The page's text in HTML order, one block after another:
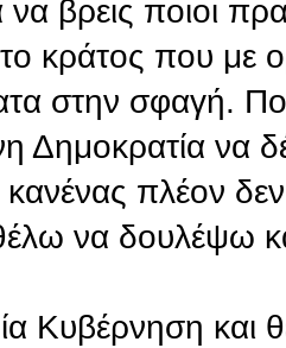
βρεις ποιοι
κράτος που με
στην σφαγή.
Δημοκρατία να
κανένας πλέον
να δουλέψω
Κυβέρνηση και